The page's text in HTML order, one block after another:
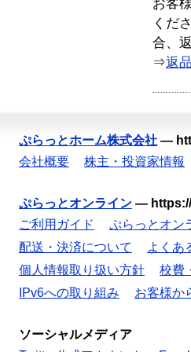
お客
くだ
合、
⇒返
ぷらっとホーム株式会社 —
会社概要
株主・投資家情報
ぷらっとオンライン —
ご利用ガイド
ぷらっとオン
配送・決済について
よくあ
個人情報取り扱い方針
校費
IPv6への取り組み
お客様か
ソーシャルメディア